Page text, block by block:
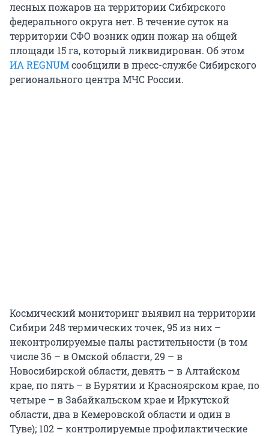
лесных пожаров на территории Сибирского
федерального округа нет. В течение суток на
территории СФО возник один пожар на общей
площади 15 га, который ликвидирован. Об этом
ИА REGNUMсообщили в пресс-службе Сибирского
регионального центра МЧС России.
Космический мониторинг выявил на территории
Сибири 248 термических точек, 95 из них –
неконтролируемые палы растительности (в том
числе 36 – в Омской области, 29 – в
Новосибирской области, девять – в Алтайском
крае, по пять – в Бурятии и Красноярском крае, по
четыре – в Забайкальском крае и Иркутской
области, два в Кемеровской области и один в
Туве); 102 – контролируемые профилактические